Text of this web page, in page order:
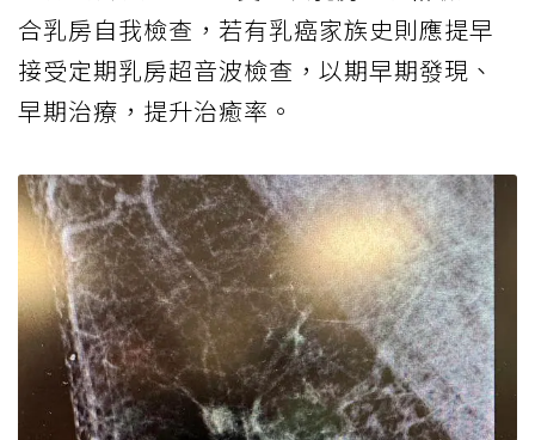
合乳房自我檢查，若有乳癌家族史則應提早
接受定期乳房超音波檢查，以期早期發現、
早期治療，提升治癒率。